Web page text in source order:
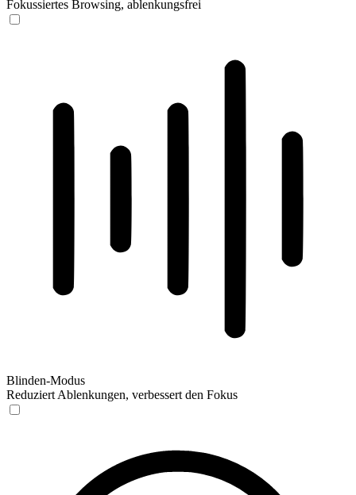
Fokussiertes Browsing, ablenkungsfrei
Blinden-Modus
Reduziert Ablenkungen, verbessert den Fokus